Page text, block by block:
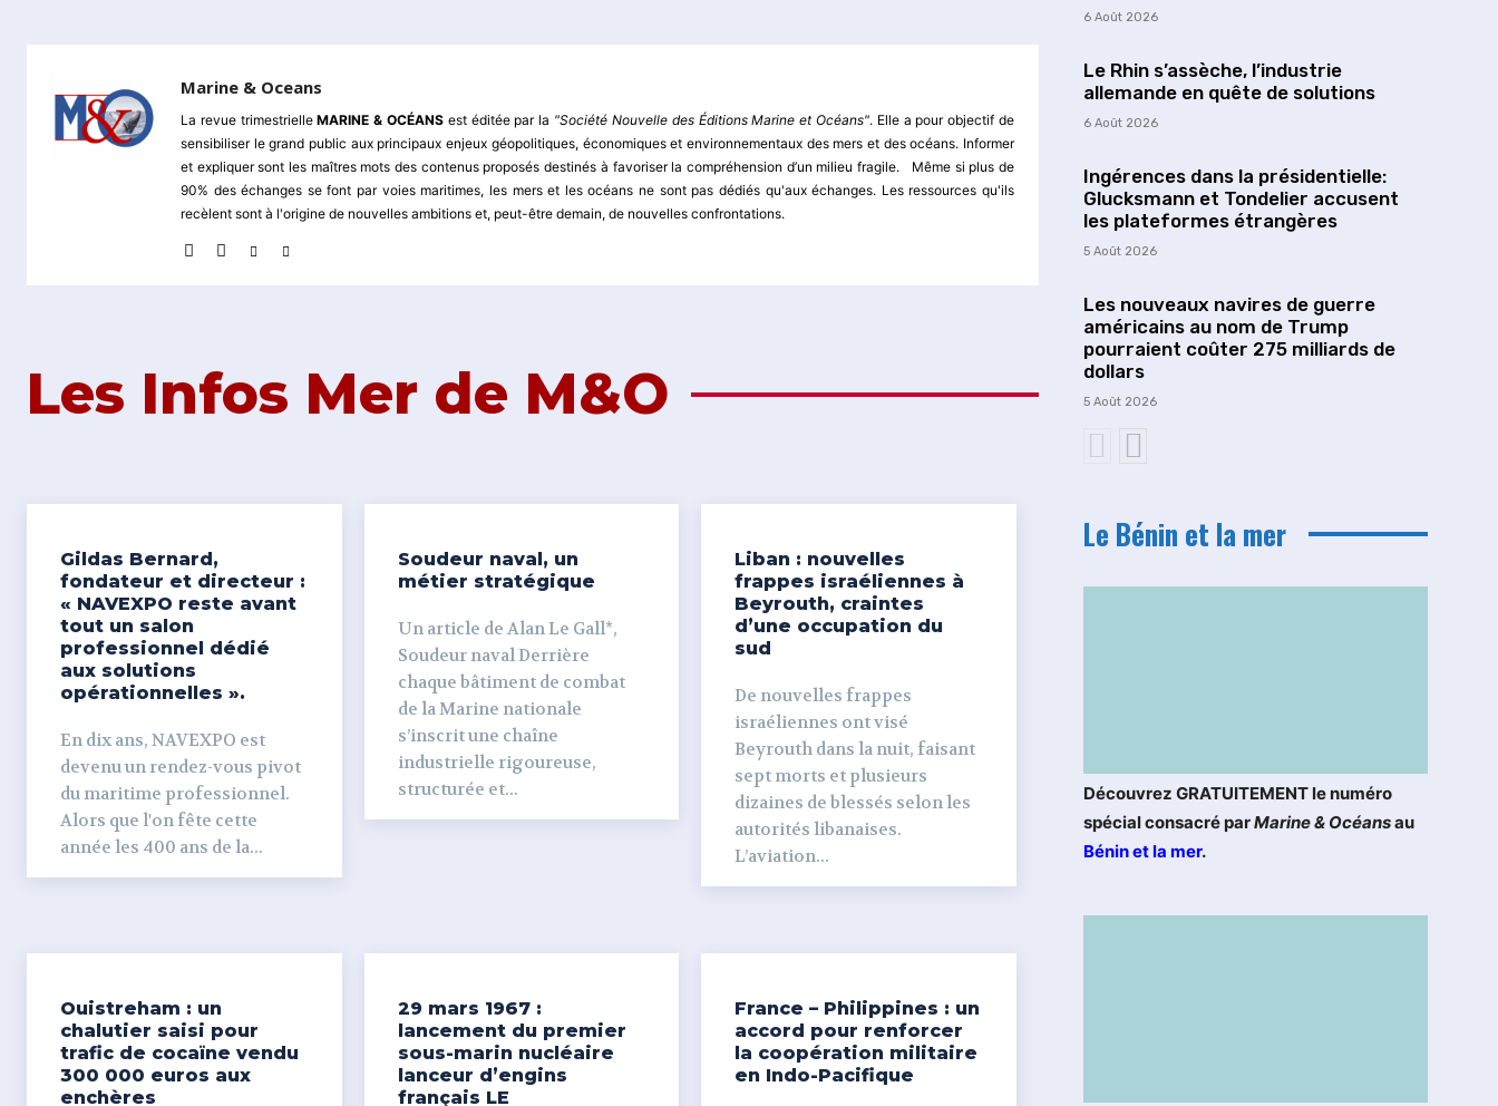
Marine & Oceans
La revue trimestrielleMARINE & OCÉANS est éditée par la "Société Nouvelle des Éditions Marine et Océans". Elle a pour objectif de
sensibiliser le grand public aux principaux enjeux géopolitiques, économiques et environnementaux des mers et des océans. Informer
et expliquer sont les maîtres mots des contenus proposés destinés à favoriser la compréhension d’un milieu fragile. Même si plus de
90% des échanges se font par voies maritimes, les mers et les océans ne sont pas dédiés qu'aux échanges. Les ressources qu'ils
recèlent sont à l'origine de nouvelles ambitions et, peut-être demain, de nouvelles confrontations.
Les Infos Mer de M&O
Gildas Bernard,
fondateur et directeur :
« NAVEXPO reste avant
tout un salon
professionnel dédié
aux solutions
opérationnelles ».
En dix ans, NAVEXPO est
devenu un rendez-vous pivot
du maritime professionnel.
Alors que l'on fête cette
année les 400 ans de la...
Soudeur naval, un
métier stratégique
Un article de Alan Le Gall*,
Soudeur naval Derrière
chaque bâtiment de combat
de la Marine nationale
s’inscrit une chaîne
industrielle rigoureuse,
structurée et...
Liban : nouvelles
frappes israéliennes à
Beyrouth, craintes
d’une occupation du
sud
De nouvelles frappes
israéliennes ont visé
Beyrouth dans la nuit, faisant
sept morts et plusieurs
dizaines de blessés selon les
autorités libanaises.
L’aviation...
Ouistreham : un
chalutier saisi pour
trafic de cocaïne vendu
300 000 euros aux
enchères
29 mars 1967 :
lancement du premier
sous-marin nucléaire
lanceur d’engins
français LE
France – Philippines : un
accord pour renforcer
la coopération militaire
en Indo-Pacifique
6 Août 2026
Le Rhin s’assèche, l’industrie
allemande en quête de solutions
6 Août 2026
Ingérences dans la présidentielle:
Glucksmann et Tondelier accusent
les plateformes étrangères
5 Août 2026
Les nouveaux navires de guerre
américains au nom de Trump
pourraient coûter 275 milliards de
dollars
5 Août 2026
Le Bénin et la mer
Découvrez GRATUITEMENT le numéro
spécial consacré parMarine & Océansau
Bénin et la mer.